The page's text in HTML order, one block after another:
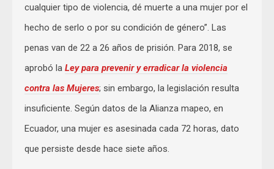
cualquier tipo de violencia, dé muerte a una mujer por el
hecho de serlo o por su condición de género”. Las
penas van de 22 a 26 años de prisión. Para 2018, se
aprobó la Ley para prevenir y erradicar la violencia
contra las Mujeres; sin embargo, la legislación resulta
insuficiente. Según datos de la Alianza mapeo, en
Ecuador, una mujer es asesinada cada 72 horas, dato
que persiste desde hace siete años.